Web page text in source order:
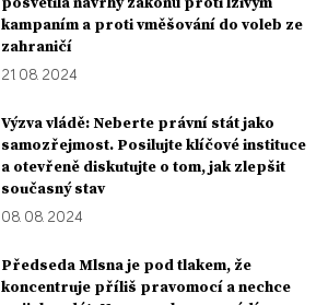
kampaním a proti vměšování do voleb ze
zahraničí
21. 08. 2024
Výzva vládě: Neberte právní stát jako
samozřejmost. Posilujte klíčové instituce
a otevřeně diskutujte o tom, jak zlepšit
současný stav
08. 08. 2024
Předseda Mlsna je pod tlakem, že
koncentruje příliš pravomocí a nechce